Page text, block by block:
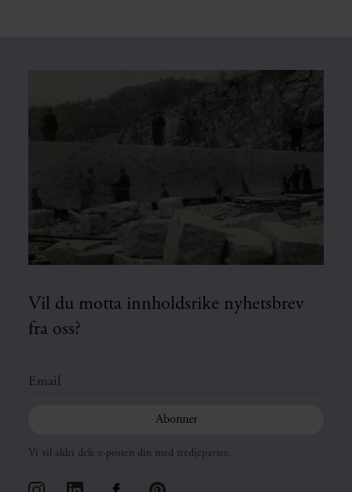
Vil du motta innholdsrike nyhetsbrev
fra oss?
Vi vil aldri dele e-posten din med tredjeparter.